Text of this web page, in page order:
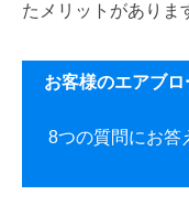
たメリットがありま
お客様のエアブ
8つの質問にお答